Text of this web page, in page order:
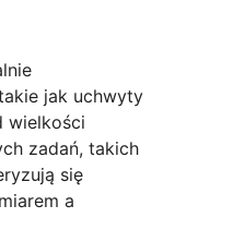
jak uchwyty
wielkości
zadań, takich
się
a